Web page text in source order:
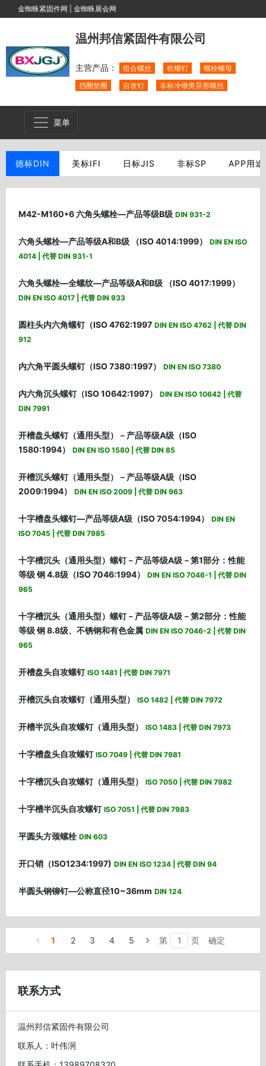
金蜘蛛紧固件网 金蜘蛛展会网
温州邦信紧固件有限公司
主营产品： 组合螺丝 机螺钉
螺栓螺母
挡圈垫圈
自攻钉 非标冷镦类异形螺丝
菜单
德标DIN 美标IFI 日标JIS 非标SP APP用途
M42-M160*6 六角头螺栓—产品等级B级 DIN 931-2
六角头螺栓—产品等级A和B级 （ISO 4014:1999）
DIN EN ISO
4014 | 代替 DIN 931-1
六角头螺栓—全螺纹—产品等级A和B级 （ISO 4017:1999）
DIN EN ISO 4017 | 代替 DIN 933
圆柱头内六角螺钉（ISO 4762:1997 DIN EN ISO 4762 | 代替 DIN
912
内六角平圆头螺钉（ISO 7380:1997） DIN EN ISO 7380
内六角沉头螺钉（ISO 10642:1997）
DIN EN ISO 10642 | 代替
DIN 7991
开槽盘头螺钉（通用头型）－产品等级A级（ISO
1580:1994）
DIN EN ISO 1580 | 代替 DIN 85
开槽沉头螺钉（通用头型）－产品等级A级（ISO
2009:1994）
DIN EN ISO 2009 | 代替 DIN 963
十字槽盘头螺钉—产品等级A级（ISO 7054:1994）
DIN EN
ISO 7045 | 代替 DIN 7985
十字槽沉头（通用头型）螺钉－产品等级A级－第1部分：性能
等级 钢 4.8级（ISO 7046:1994）
DIN EN ISO 7046-1 | 代替 DIN
965
十字槽沉头（通用头型）螺钉－产品等级A级－第2部分：性能
等级 钢 8.8级、不锈钢和有色金属 DIN EN ISO 7046-2 | 代替 DIN
965
开槽盘头自攻螺钉 ISO 1481 | 代替 DIN 7971
开槽沉头自攻螺钉（通用头型） ISO 1482 | 代替 DIN 7972
开槽半沉头自攻螺钉（通用头型） ISO 1483 | 代替 DIN 7973
十字槽盘头自攻螺钉 ISO 7049 | 代替 DIN 7981
十字槽沉头自攻螺钉（通用头型） ISO 7050 | 代替 DIN 7982
十字槽半沉头自攻螺钉 ISO 7051 | 代替 DIN 7983
平圆头方颈螺栓 DIN 603
开口销（ISO1234:1997) DIN EN ISO 1234 | 代替 DIN 94
半圆头钢铆钉—公称直径10~36mm DIN 124
1 2 3 4 5 第 页 确定
联系方式
温州邦信紧固件有限公司
联系人：叶伟泂